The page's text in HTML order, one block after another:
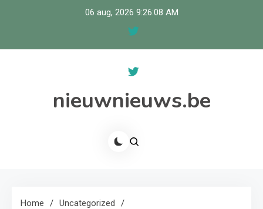
06 aug, 2026 9:26:08 AM
nieuwnieuws.be
Home
Uncategorized